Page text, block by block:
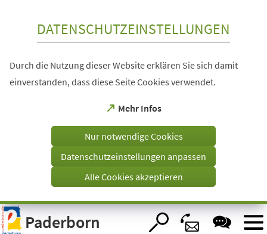
Visuelle
Assistenzsoftware
öffnen.
DATENSCHUTZEINSTELLUNGEN
Durch die Nutzung dieser Website erklären Sie sich damit
einverstanden, dass diese Seite Cookies verwendet.
Mehr Infos
(Öffnet
einem
Tab)
Nur notwendige Cookies
Datenschutzeinstellungen anpassen
Alle Cookies akzeptieren
Paderborn